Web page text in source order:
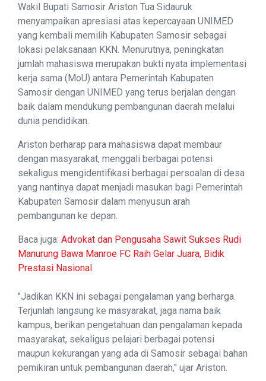
Wakil Bupati Samosir Ariston Tua Sidauruk
menyampaikan apresiasi atas kepercayaan UNIMED
yang kembali memilih Kabupaten Samosir sebagai
lokasi pelaksanaan KKN. Menurutnya, peningkatan
jumlah mahasiswa merupakan bukti nyata implementasi
kerja sama (MoU) antara Pemerintah Kabupaten
Samosir dengan UNIMED yang terus berjalan dengan
baik dalam mendukung pembangunan daerah melalui
dunia pendidikan.
Ariston berharap para mahasiswa dapat membaur
dengan masyarakat, menggali berbagai potensi
sekaligus mengidentifikasi berbagai persoalan di desa
yang nantinya dapat menjadi masukan bagi Pemerintah
Kabupaten Samosir dalam menyusun arah
pembangunan ke depan.
Baca juga: Advokat dan Pengusaha Sawit Sukses Rudi
Manurung Bawa Manroe FC Raih Gelar Juara, Bidik
Prestasi Nasional
"Jadikan KKN ini sebagai pengalaman yang berharga.
Terjunlah langsung ke masyarakat, jaga nama baik
kampus, berikan pengetahuan dan pengalaman kepada
masyarakat, sekaligus pelajari berbagai potensi
maupun kekurangan yang ada di Samosir sebagai bahan
pemikiran untuk pembangunan daerah," ujar Ariston.